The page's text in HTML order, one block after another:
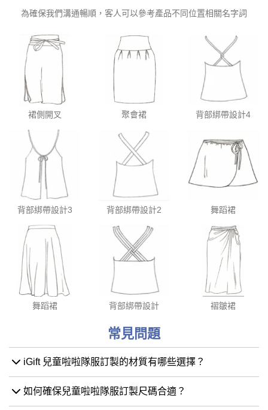
為確保我們溝通暢順，客人可以參考產品不同位置相關名字詞
裙側開叉 聚會裙 背部綁帶設計4
背部綁帶設計3 背部綁帶設計2 舞蹈裙
舞蹈裙 背部綁帶設計 褶皺裙
常見問題
iGift 兒童啦啦隊服訂製的材質有哪些選擇？
如何確保兒童啦啦隊服訂製尺碼合適？